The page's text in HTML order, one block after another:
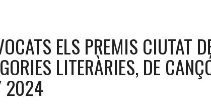
ELS PREMIS CIUTAT
LITERÀRIES, DE
2024